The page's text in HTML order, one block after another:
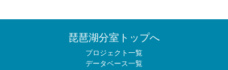
琵琶湖分室トップへ
プロジェクト一覧
データベース一覧